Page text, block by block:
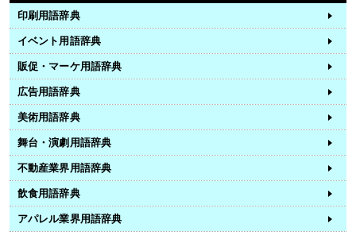
印刷用語辞典
イベント用語辞典
販促・マーケ用語辞典
広告用語辞典
美術用語辞典
舞台・演劇用語辞典
不動産業界用語辞典
飲食用語辞典
アパレル業界用語辞典